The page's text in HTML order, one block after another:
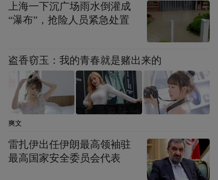
创新性：
别）、句读、实体识别、知识图谱构建等方
面的多种技术，实现古籍的智能化整理，让
古籍能够以文本的形态加以检索、关联阅读
和深度挖掘与利用。同时，该平台将向全社
会免费开放。
2、古籍活化：依托抖音、西瓜视频等内容平
台，联动专家、创作者共同通过多样化的形
上海一下沉广场雨水倒灌成
“瀑布”，抢险人员紧急处置
盗香窃玉：我的青春就是赌出来的
爽文
雷扎伊出任伊朗最高领袖驻
最高国家安全委员会代表